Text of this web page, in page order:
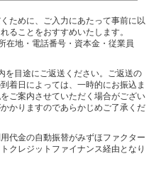
ために、ご入力にあたって事前に以
ることをおすすめいたします。
在地・電話番号・資本金・従業員
を目途にご返送ください。ご返送の
着日によっては、一時的にお振込ま
ご案内させていただく場合がござい
かりますのであらかじめご了承くだ
代金の自動振替がみずほファクター
クレジットファイナンス経由となり